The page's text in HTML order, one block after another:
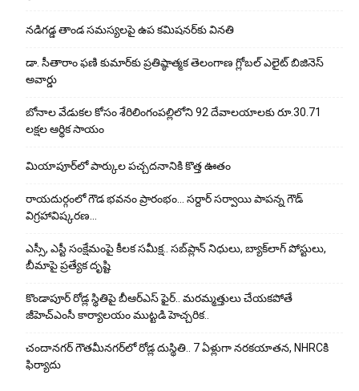
నడిగడ్డ తాండ సమస్యలపై ఉప కమిషనర్‌కు వినతి
డా. సీతారాం ఫణి కుమార్‌కు ప్రతిష్ఠాత్మక తెలంగాణ గ్లోబల్ ఎలైట్ బిజినెస్
అవార్డు
బోనాల వేడుకల కోసం శేరిలింగంపల్లిలోని 92 దేవాలయాలకు రూ.30.71
లక్షల ఆర్థిక సాయం
మియాపూర్‌లో పార్కుల పచ్చదనానికి కొత్త ఊతం
రాయదుర్గంలో గౌడ భవనం ప్రారంభం… సర్దార్ సర్వాయి పాపన్న గౌడ్
విగ్రహావిష్కరణ…
ఎస్సీ, ఎస్టీ సంక్షేమంపై కీలక సమీక్ష.. సబ్‌ప్లాన్ నిధులు, బ్యాక్‌లాగ్ పోస్టులు,
బీమాపై ప్రత్యేక దృష్టి
కొండాపూర్ రోడ్ల స్థితిపై బీఆర్ఎస్ ఫైర్.. మరమ్మత్తులు చేయ‌క‌పోతే
జీహెచ్‌ఎంసీ కార్యాలయం ముట్టడి హెచ్చరిక..
చందానగర్ గౌతమీనగర్‌లో రోడ్ల దుస్థితి.. 7 ఏళ్లుగా నరకయాతన, NHRCకి
ఫిర్యాదు